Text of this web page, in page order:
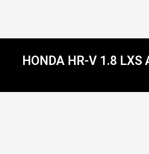
HONDA HR-V 1.8 LXS